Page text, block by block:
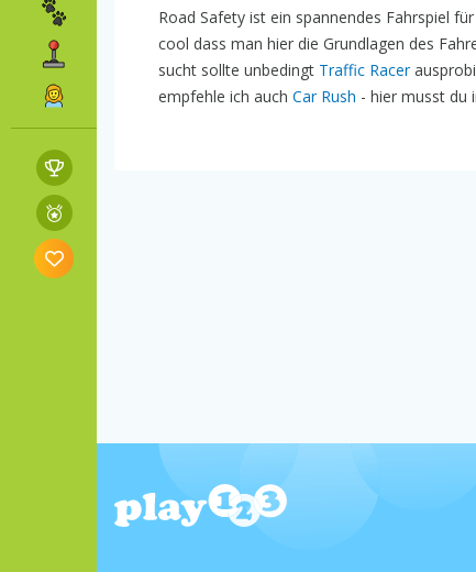
Road Safety ist ein spannendes Fahrspiel
cool dass man hier die Grundlagen des
sucht sollte unbedingt Traffic Racer
empfehle ich auch Car Rush - hier musst du